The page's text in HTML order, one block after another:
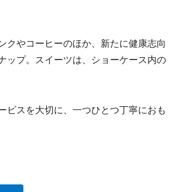
やコーヒーのほか、新たに健康志向
ップ。スイーツは、ショーケース内の
スを大切に、一つひとつ丁寧におも